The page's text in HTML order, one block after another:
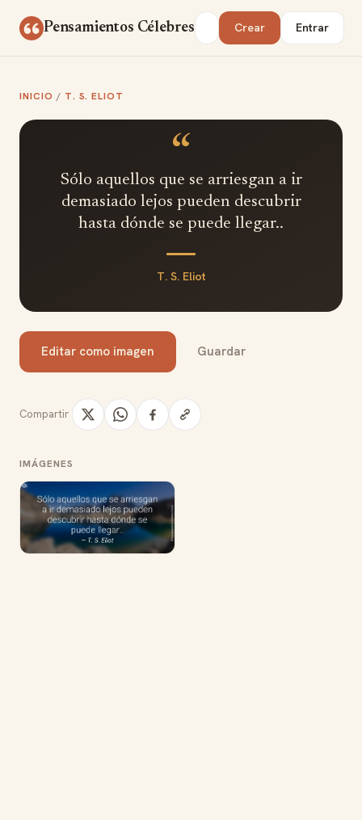
Pensamientos Célebres Buscar Crear Entrar
INICIO / T. S. ELIOT
“
Sólo aquellos que se arriesgan a ir
demasiado lejos pueden descubrir
hasta dónde se puede llegar..
T. S. Eliot
Editar como imagen Guardar
Compartir
IMÁGENES